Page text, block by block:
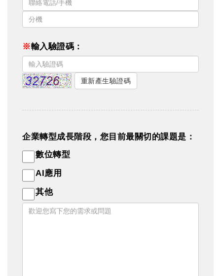
※輸入驗證碼：
重新產生驗證碼
企業轉型成長階段，您目前最關切的課題是：
數位轉型
AI應用
其他